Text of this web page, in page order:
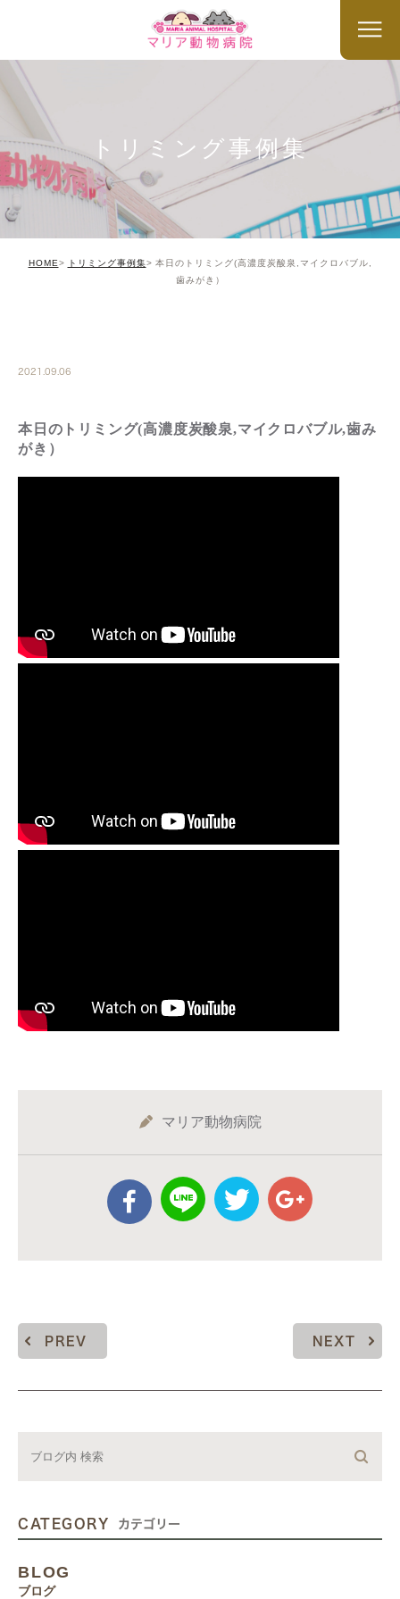
トリミング事例集
HOME トリミング事例集
本日のトリミング(高濃度炭酸泉,マイクロバブル,
歯みがき）
2021.09.06
本日のトリミング(高濃度炭酸泉,マイクロバブル,歯み
がき）
マリア動物病院
PREV NEXT
CATEGORY カテゴリー
BLOG
ブログ